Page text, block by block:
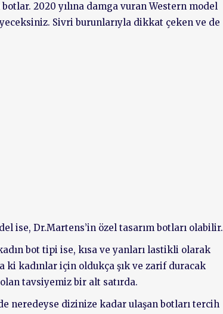
2020 yılına damga vuran Western model
Sivri burunlarıyla dikkat çeken ve de
ise, Dr.Martens’in özel tasarım botları olabilir.
bot tipi ise, kısa ve yanları lastikli olarak
ki kadınlar için oldukça şık ve zarif duracak
tavsiyemiz bir alt satırda.
neredeyse dizinize kadar ulaşan botları tercih